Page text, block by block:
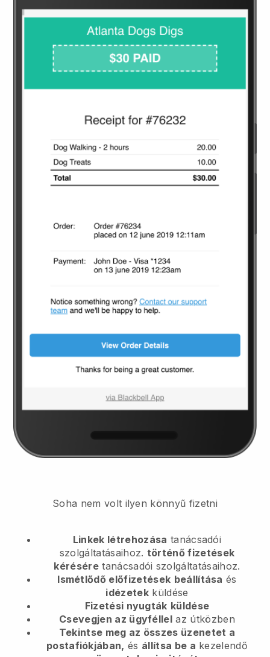
Soha nem volt ilyen könnyű fizetni
Linkek létrehozása tanácsadói
szolgáltatásaihoz. történő fizetések
kérésére tanácsadói szolgáltatásaihoz.
Ismétlődő előfizetések beállítása és
idézetek küldése
Fizetési nyugták küldése
Csevegjen az ügyféllel az útközben
Tekintse meg az összes üzenetet a
postafiókjában, és állítsa be a kezelendő